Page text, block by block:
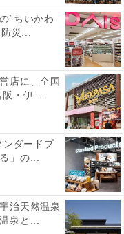
“ちいかわ
災...
店に、全国
阪・伊...
ンダードプ
」の...
治天然温泉
泉と...